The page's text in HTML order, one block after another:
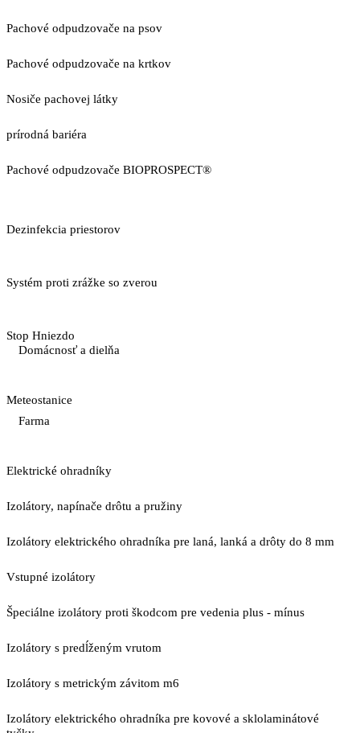
Pachové odpudzovače na psov
Pachové odpudzovače na krtkov
Nosiče pachovej látky
prírodná bariéra
Pachové odpudzovače BIOPROSPECT®
Dezinfekcia priestorov
Systém proti zrážke so zverou
Stop Hniezdo
Domácnosť a dielňa
Meteostanice
Farma
Elektrické ohradníky
Izolátory, napínače drôtu a pružiny
Izolátory elektrického ohradníka pre laná, lanká a drôty do 8 mm
Vstupné izolátory
Špeciálne izolátory proti škodcom pre vedenia plus - mínus
Izolátory s predĺženým vrutom
Izolátory s metrickým závitom m6
Izolátory elektrického ohradníka pre kovové a sklolaminátové